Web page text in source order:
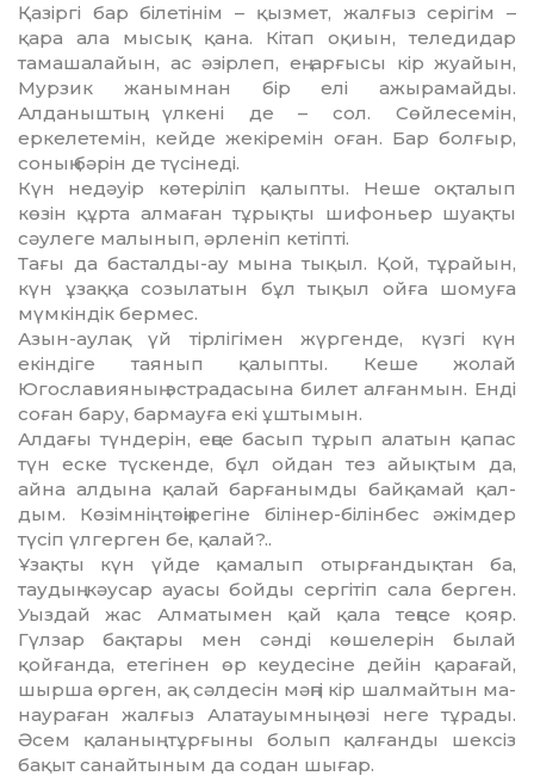
Қазіргі бар білетінім – қызмет, жал­ғыз серігім –
қара ала мысық қа­на. Кітап оқиын, теледидар
тама­шалайын, ас әзірлеп, ең арғысы кір жуайын,
Мурзик жанымнан бір елі ажырамайды.
Алданыштың үлкені де – сол. Сөйлесемін,
еркелетемін, кей­де жекіремін оған. Бар болғыр,
соның бәрін де түсінеді.
Күн недәуір көтеріліп қалыпты. Неше оқталып
көзін құрта алмаған тұрықты шифоньер шуақты
сәулеге малынып, әрленіп кетіпті.
Тағы да басталды-ау мына тықыл. Қой, тұрайын,
күн ұзаққа созылатын бұл тықыл ойға шомуға
мүмкіндік бермес.
Азын-аулақ үй тірлігімен жүр­ген­де, күзгі күн
екіндіге таянып қа­лып­ты. Кеше жолай
Югославия­ның эст­радасына билет алғанмын. Енді
соған бару, бармауға екі ұштымын.
Алдағы түндерін, еңсе басып тұ­рып алатын қапас
түн еске түскенде, бұл ойдан тез айықтым да,
айна ал­ды­на қалай барғанымды байқамай қал­
дым. Көзімнің төңірегіне білінер-білінбес әжімдер
түсіп үлгерген бе, қалай?..
Ұзақты күн үйде қамалып отыр­ғандықтан ба,
таудың кәусар ауасы бойды сергітіп сала берген.
Уыздай жас Алматымен қай қала теңесе қояр.
Гүлзар бақтары мен сәнді көшелерін былай
қойғанда, етегінен өр кеуде­сіне дейін қарағай,
шырша өрген, ақ сәлдесін мәңгі кір шалмай­тын ма­
нау­раған жалғыз Алатауымның өзі неге тұрады.
Әсем қаланың тұрғыны бо­лып қалғанды шексіз
бақыт санай­тыным да содан шығар.